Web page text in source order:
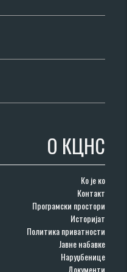
О КЦНС
Ко је ко
Контакт
Програмски простори
Историјат
Политика приватности
Јавне набавке
Наруџбенице
Документи